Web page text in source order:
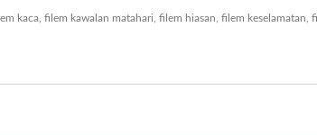
kaca filem kawalan matahari filem hiasan filem keselamatan